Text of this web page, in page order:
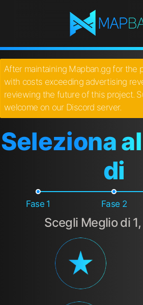
After maintaining Mapban.gg for the
with costs exceeding advertising
reviewing the future of this project.
welcome on our Discord server.
Seleziona
di
Fase 1 Fase 2
Scegli Meglio di